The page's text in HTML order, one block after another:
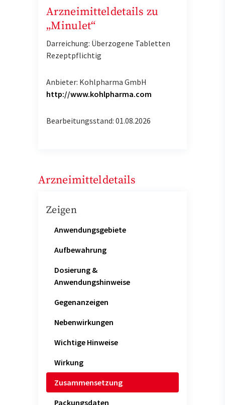
Arzneimitteldetails zu
„Minulet“
Darreichung: Überzogene Tabletten
Rezeptpflichtig
Anbieter: Kohlpharma GmbH
http://www.kohlpharma.com
Bearbeitungsstand: 01.08.2026
Arzneimitteldetails
Zeigen
Anwendungsgebiete
Aufbewahrung
Dosierung &
Anwendungshinweise
Gegenanzeigen
Nebenwirkungen
Wichtige Hinweise
Wirkung
Zusammensetzung
Packungsdaten